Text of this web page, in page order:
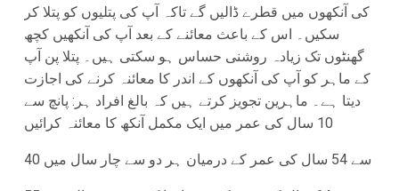
کی آنکھوں میں قطرے ڈالیں گے تاکہ آپ کی پتلیوں کو پتلا کر
سکیں۔ اس کے باعث معائنے کے بعد آپ کی آنکھیں کچھ
گھنٹوں تک زیادہ روشنی حساس ہو سکتی ہیں۔ پتلا پن آپ
کے ماہر کو آپ کی آنکھوں کے اندر کا معائنہ کرنے کی اجازت
دیتا ہے۔ ماہرین تجویز کرتے ہیں کہ بالغ افراد ہر: پانچ سے
10 سال کی عمر میں ایک مکمل آنکھ کا معائنہ کرائیں
40 سے 54 سال کی عمر کے درمیان ہر دو سے چار سال میں